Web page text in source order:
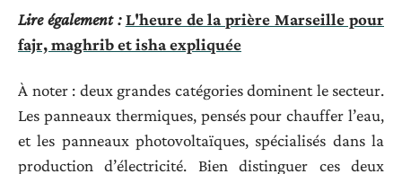
Lire également : L'heure de la prière Marseille pour
fajr, maghrib et isha expliquée
À noter : deux grandes catégories dominent le secteur.
Les panneaux thermiques, pensés pour chauffer l’eau,
et les panneaux photovoltaïques, spécialisés dans la
production d’électricité. Bien distinguer ces deux